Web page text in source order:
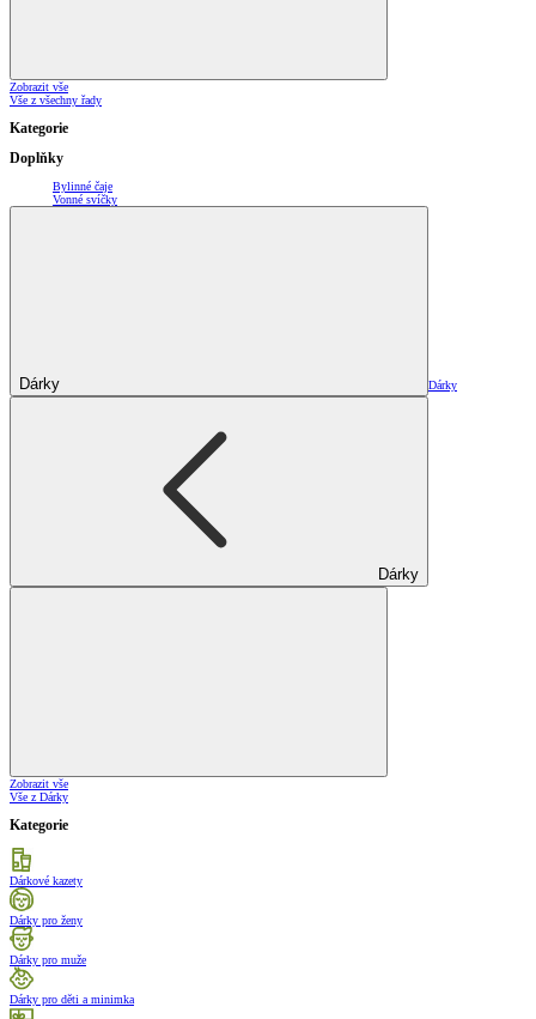
Zobrazit vše
Vše z všechny řady
Kategorie
Doplňky
Bylinné čaje
Vonné svíčky
Dárky Dárky
Dárky
Zobrazit vše
Vše z Dárky
Kategorie
Dárkové kazety
Dárky pro ženy
Dárky pro muže
Dárky pro děti a minimka